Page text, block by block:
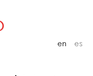
en es